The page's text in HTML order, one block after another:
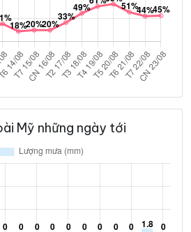
Mỹ những ngày tới